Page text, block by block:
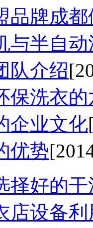
品牌成
与半自
队介绍
保洗衣
企业文化
优势
择好的干
店设备利